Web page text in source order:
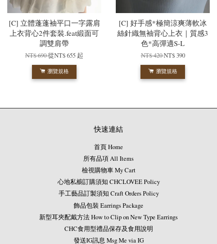
[C] 立體蓬蓬袖平口一字露肩
上衣背心2件套裝.feat緞面可
調雙肩帶
NT$ 690從NT$ 655 起
瀏覽規格
[C] 好手感*極簡涼爽薄軟冰
絲針織無袖背心上衣｜質感3
色*高彈適S-L
NT$ 420NT$ 390
瀏覽規格
快速連結
首頁 Home
所有品項 All Items
檢視購物車 My Cart
心地私櫥訂購須知 CHCLOVEE Policy
手工藝品訂製須知 Craft Orders Policy
飾品包裝 Earrings Package
新型耳夾配戴方法 How to Clip on New Type Earrings
CHC食用型禮品保存及食用說明
發送IG訊息 Msg Me via IG